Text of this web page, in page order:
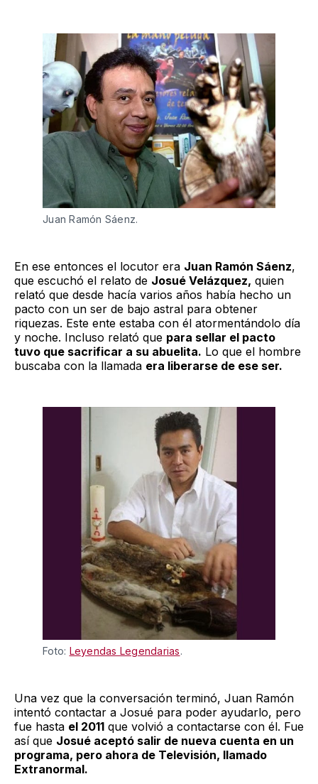
Juan Ramón Sáenz.
En ese entonces el locutor era Juan Ramón Sáenz,
que escuchó el relato de Josué Velázquez, quien
relató que desde hacía varios años había hecho un
pacto con un ser de bajo astral para obtener
riquezas. Este ente estaba con él atormentándolo día
y noche. Incluso relató que para sellar el pacto
tuvo que sacrificar a su abuelita. Lo que el hombre
buscaba con la llamada era liberarse de ese ser.
Foto: Leyendas Legendarias.
Una vez que la conversación terminó, Juan Ramón
intentó contactar a Josué para poder ayudarlo, pero
fue hasta el 2011 que volvió a contactarse con él. Fue
así que Josué aceptó salir de nueva cuenta en un
programa, pero ahora de Televisión, llamado
Extranormal.